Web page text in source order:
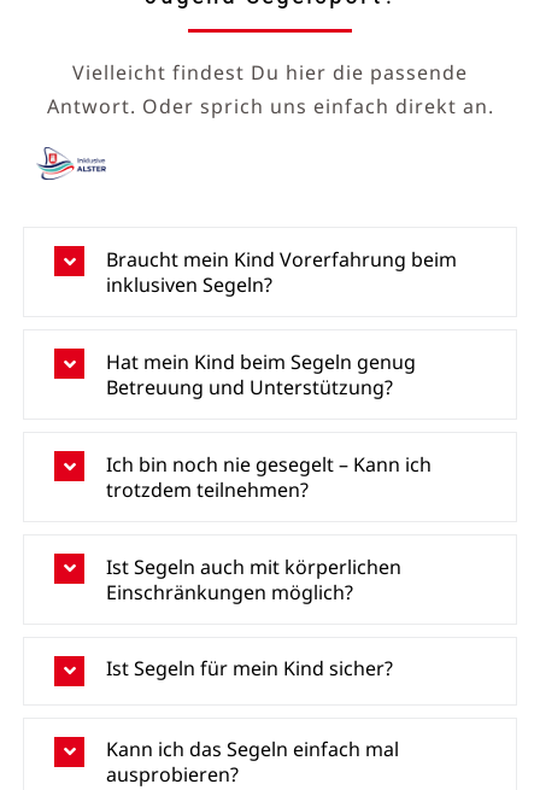
Vielleicht findest Du hier die passende
Antwort. Oder sprich uns einfach direkt an.
Braucht mein Kind Vorerfahrung beim
inklusiven Segeln?
Hat mein Kind beim Segeln genug
Betreuung und Unterstützung?
Ich bin noch nie gesegelt – Kann ich
trotzdem teilnehmen?
Ist Segeln auch mit körperlichen
Einschränkungen möglich?
Ist Segeln für mein Kind sicher?
Kann ich das Segeln einfach mal
ausprobieren?